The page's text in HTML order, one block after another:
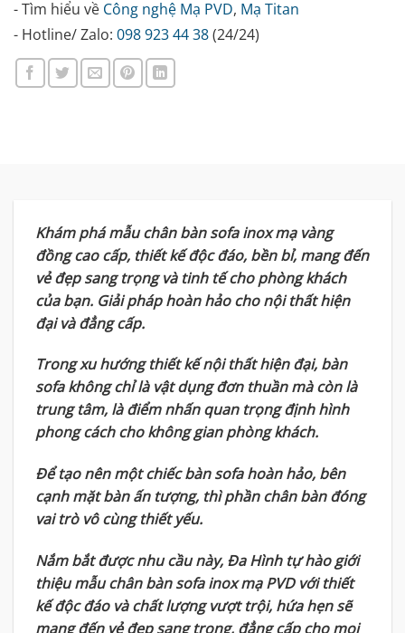
- Tìm hiểu về Công nghệ Mạ PVD, Mạ Titan
- Hotline/ Zalo: 098 923 44 38(24/24)
Khám phá mẫu chân bàn sofa inox mạ vàng
đồng cao cấp, thiết kế độc đáo, bền bỉ, mang đến
vẻ đẹp sang trọng và tinh tế cho phòng khách
của bạn. Giải pháp hoàn hảo cho nội thất hiện
đại và đẳng cấp.
Trong xu hướng thiết kế nội thất hiện đại, bàn
sofa không chỉ là vật dụng đơn thuần mà còn là
trung tâm, là điểm nhấn quan trọng định hình
phong cách cho không gian phòng khách.
Để tạo nên một chiếc bàn sofa hoàn hảo, bên
cạnh mặt bàn ấn tượng, thì phần chân bàn đóng
vai trò vô cùng thiết yếu.
Nắm bắt được nhu cầu này, Đa Hình tự hào giới
thiệu mẫu chân bàn sofa inox mạ PVD với thiết
kế độc đáo và chất lượng vượt trội, hứa hẹn sẽ
mang đến vẻ đẹp sang trọng, đẳng cấp cho mọi